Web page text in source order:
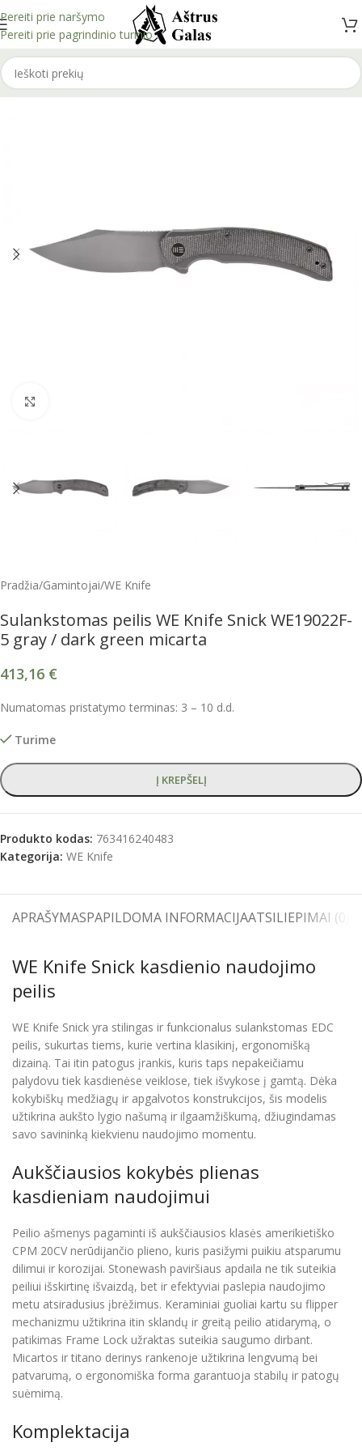
Pereiti prie naršymo
Pereiti prie pagrindinio turinio
Pradžia/Gamintojai/WE Knife
Sulankstomas peilis WE Knife Snick WE19022F-
5 gray / dark green micarta
413,16 €
Numatomas pristatymo terminas: 3 – 10 d.d.
Turime
Į KREPŠELĮ
Produkto kodas: 763416240483
Kategorija: WE Knife
APRAŠYMASPAPILDOMA INFORMACIJAATSILIEPIMAI (0)
WE Knife Snick kasdienio naudojimo
peilis
WE Knife Snick yra stilingas ir funkcionalus sulankstomas EDC
peilis, sukurtas tiems, kurie vertina klasikinį, ergonomišką
dizainą. Tai itin patogus įrankis, kuris taps nepakeičiamu
palydovu tiek kasdienėse veiklose, tiek išvykose į gamtą. Dėka
kokybiškų medžiagų ir apgalvotos konstrukcijos, šis modelis
užtikrina aukšto lygio našumą ir ilgaamžiškumą, džiugindamas
savo savininką kiekvienu naudojimo momentu.
Aukščiausios kokybės plienas
kasdieniam naudojimui
Peilio ašmenys pagaminti iš aukščiausios klasės amerikietiško
CPM 20CV nerūdijančio plieno, kuris pasižymi puikiu atsparumu
dilimui ir korozijai. Stonewash paviršiaus apdaila ne tik suteikia
peiliui išskirtinę išvaizdą, bet ir efektyviai paslepia naudojimo
metu atsiradusius įbrėžimus. Keraminiai guoliai kartu su flipper
mechanizmu užtikrina itin sklandų ir greitą peilio atidarymą, o
patikimas Frame Lock užraktas suteikia saugumo dirbant.
Micartos ir titano derinys rankenoje užtikrina lengvumą bei
patvarumą, o ergonomiška forma garantuoja stabilų ir patogų
suėmimą.
Komplektacija